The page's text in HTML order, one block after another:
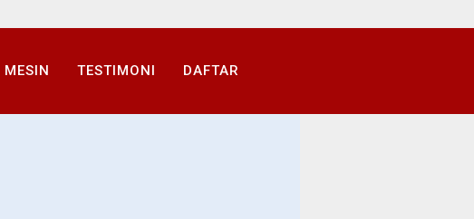
MESIN TESTIMONI DAFTAR